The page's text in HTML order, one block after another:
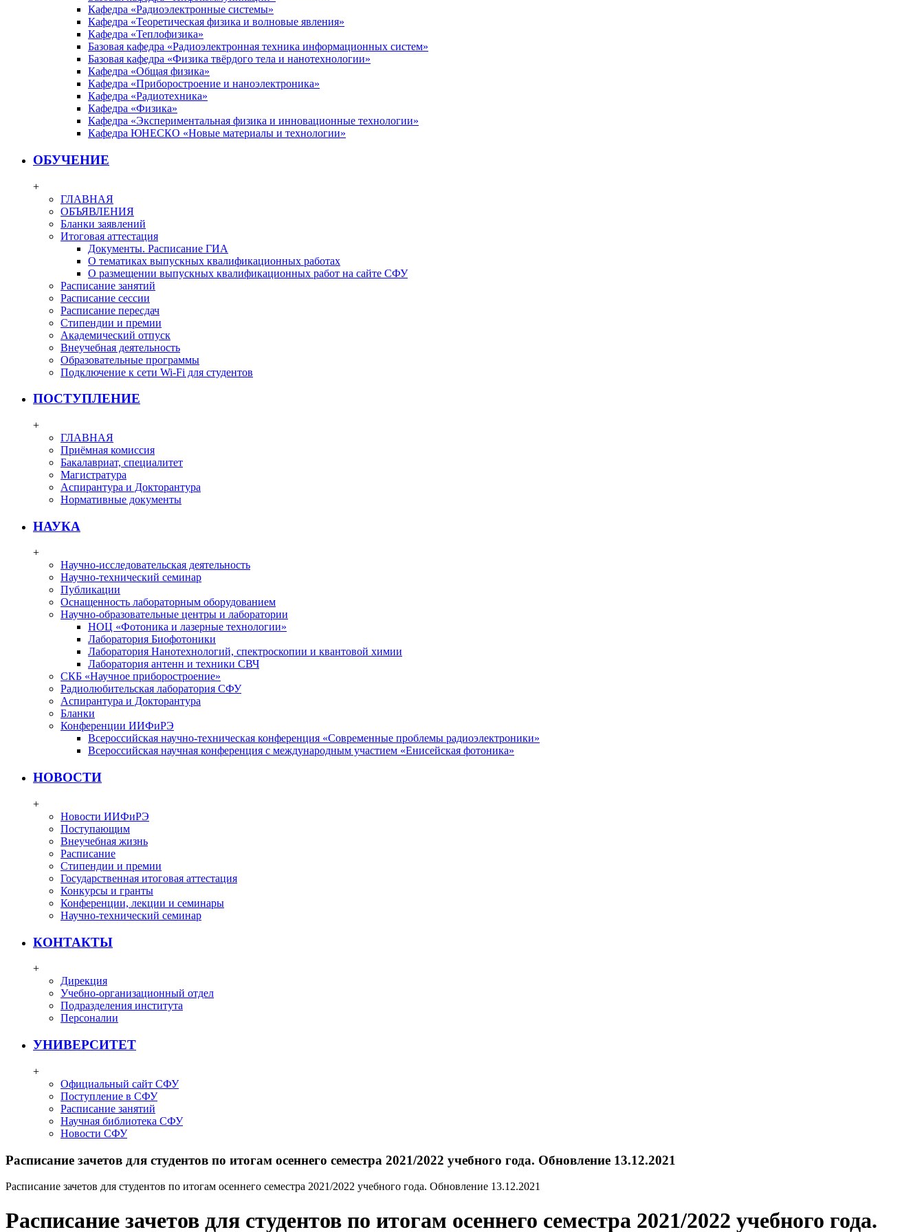
Кафедра «Радиоэлектронные системы»
Кафедра «Теоретическая физика и волновые явления»
Кафедра «Теплофизика»
Базовая кафедра «Радиоэлектронная техника информационных систем»
Базовая кафедра «Физика твёрдого тела и нанотехнологии»
Кафедра «Общая физика»
Кафедра «Приборостроение и наноэлектроника»
Кафедра «Радиотехника»
Кафедра «Физика»
Кафедра «Экспериментальная физика и инновационные технологии»
Кафедра ЮНЕСКО «Новые материалы и технологии»
ОБУЧЕНИЕ
+
ГЛАВНАЯ
ОБЪЯВЛЕНИЯ
Бланки заявлений
Итоговая аттестация
Документы. Расписание ГИА
О тематиках выпускных квалификационных работах
О размещении выпускных квалификационных работ на сайте СФУ
Расписание занятий
Расписание сессии
Расписание пересдач
Стипендии и премии
Академический отпуск
Внеучебная деятельность
Образовательные программы
Подключение к сети Wi-Fi для студентов
ПОСТУПЛЕНИЕ
+
ГЛАВНАЯ
Приёмная комиссия
Бакалавриат, специалитет
Магистратура
Аспирантура и Докторантура
Нормативные документы
НАУКА
+
Научно-исследовательская деятельность
Научно-технический семинар
Публикации
Оснащенность лабораторным оборудованием
Научно-образовательные центры и лаборатории
НОЦ «Фотоника и лазерные технологии»
Лаборатория Биофотоники
Лаборатория Нанотехнологий, спектроскопии и квантовой химии
Лаборатория антенн и техники СВЧ
СКБ «Научное приборостроение»
Радиолюбительская лаборатория СФУ
Аспирантура и Докторантура
Бланки
Конференции ИИФиРЭ
Всероссийская научно-техническая конференция «Современные проблемы радиоэлектроники»
Всероссийская научная конференция с международным участием «Енисейская фотоника»
НОВОСТИ
+
Новости ИИФиРЭ
Поступающим
Внеучебная жизнь
Расписание
Стипендии и премии
Государственная итоговая аттестация
Конкурсы и гранты
Конференции, лекции и семинары
Научно-технический семинар
КОНТАКТЫ
+
Дирекция
Учебно-организационный отдел
Подразделения института
Персоналии
УНИВЕРСИТЕТ
+
Официальный сайт СФУ
Поступление в СФУ
Расписание занятий
Научная библиотека СФУ
Новости СФУ
Расписание зачетов для студентов по итогам осеннего семестра 2021/2022 учебного года. Обновление 13.12.2021
Расписание зачетов для студентов по итогам осеннего семестра 2021/2022 учебного года. Обновление 13.12.2021
Расписание зачетов для студентов по итогам осеннего семестра 2021/2022 учебного года.